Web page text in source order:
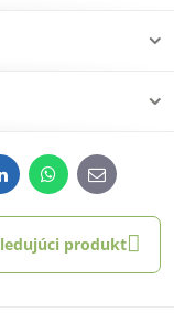
WhatsApp
E-
mail
produkt